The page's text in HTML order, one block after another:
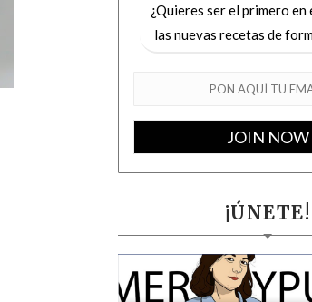
¿Quieres ser el primero
las nuevas recetas de
¡ÚNETE!